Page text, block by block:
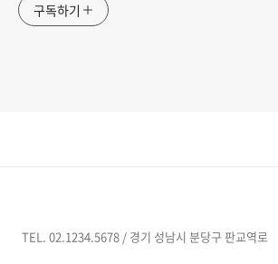
구독하기
TEL. 02.1234.5678 / 경기 성남시 분당구 판교역로